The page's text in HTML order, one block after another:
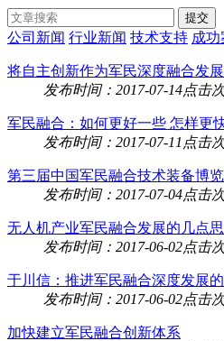
公司新闻 行业新闻 技术支持 成功
将自主创新作为军民深度融合发
发布时间：2017-07-14点击
军民融合：如何更好一些 怎样更
发布时间：2017-07-11 点击
第三届中国军民融合技术装备博
发布时间：2017-07-04点击
无人机产业军民融合发展的几点
发布时间：2017-06-02点击
于川信：推进军民融合深度发展
发布时间：2017-06-02点击
加快建立军民融合创新体系